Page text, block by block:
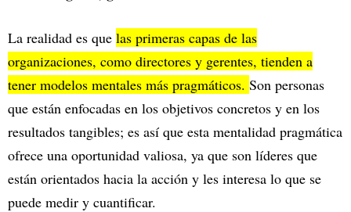
La realidad es que las primeras capas de las
organizaciones, como directores y gerentes, tienden a
tener modelos mentales más pragmáticos. Son personas
que están enfocadas en los objetivos concretos y en los
resultados tangibles; es así que esta mentalidad pragmática
ofrece una oportunidad valiosa, ya que son líderes que
están orientados hacia la acción y les interesa lo que se
puede medir y cuantificar.